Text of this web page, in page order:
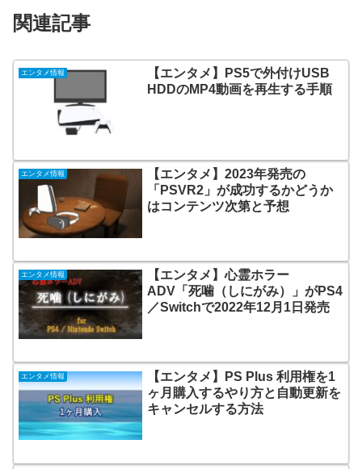
関連記事
エンタメ情報
【エンタメ】PS5で外付けUSB
HDDのMP4動画を再生する手順
エンタメ情報
【エンタメ】2023年発売の
「PSVR2」が成功するかどうか
はコンテンツ次第と予想
エンタメ情報
【エンタメ】心霊ホラー
ADV「死噛（しにがみ）」がPS4
／Switchで2022年12月1日発売
エンタメ情報
【エンタメ】PS Plus 利用権を1
ヶ月購入するやり方と自動更新を
キャンセルする方法